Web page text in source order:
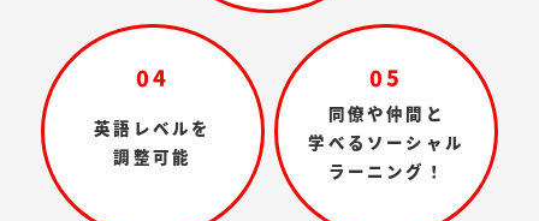
04
英語レベルを
調整可能
05
同僚や仲間と
学べるソーシャル
ラーニング！